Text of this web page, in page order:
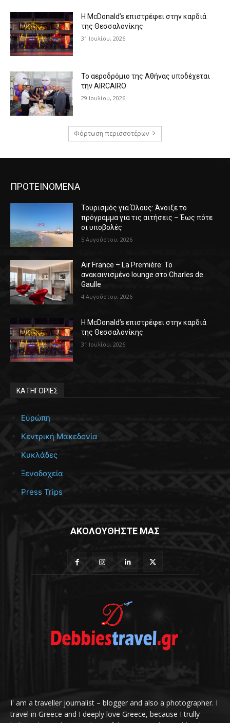
Η McDonald’s επιστρέφει στην καρδιά
της Θεσσαλονίκης
31 Ιουλίου, 2026
Το αεροδρόμιο της Αθήνας υποδέχεται
την AIRCAIRO
29 Ιουλίου, 2026
Φόρτωση περισσοτέρων
ΠΡΟΤΕΙΝΟΜΕΝΑ
Τουρισμός για Όλους: Άνοιξε το
πρόγραμμα για τις αιτήσεις – Έως πότε
οι υποβολές
5 Αυγούστου, 2026
Air France – La Première: Το
ανακαινισμένο lounge στο Charles de
Gaulle
4 Αυγούστου, 2026
Η McDonald’s επιστρέφει στην καρδιά
της Θεσσαλονίκης
31 Ιουλίου, 2026
ΚΑΤΗΓΟΡΙΕΣ
Ευρώπη
Κεντρική Μακεδονία
Κυκλάδες
Ξενοδοχεία
Press Trips
ΑΚΟΛΟΥΘΗΣΤΕ ΜΑΣ
I' am a traveller journalist – blogger and also a photographer. I
travel in Greece and I deeply love Greece, because I trully